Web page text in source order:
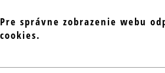
Pre správne zobrazenie webu
cookies.